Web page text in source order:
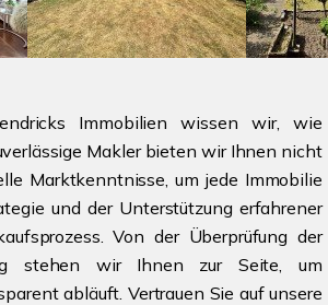
Immobilien wissen wir, wie
Makler bieten wir Ihnen nicht
Marktkenntnisse, um jede Immobilie
und der Unterstützung erfahrener
Von der Überprüfung der
stehen wir Ihnen zur Seite, um
abläuft. Vertrauen Sie auf unsere